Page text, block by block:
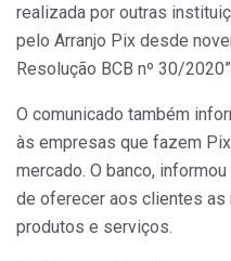
realizada por outras
pelo Arranjo Pix desde
Resolução BCB nº 30/
O comunicado também
às empresas que fazem
mercado. O banco,
de oferecer aos clientes
produtos e serviços.